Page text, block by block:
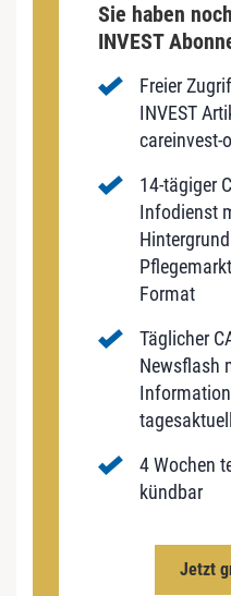
Sie haben
INVEST
Freier
INVEST
careinvest-
14-tägiger
Infodienst
Format
Täglicher
Newsflash
4 Wochen
kündbar
Jetzt